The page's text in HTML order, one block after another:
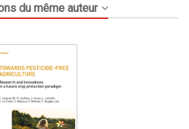
du même auteur